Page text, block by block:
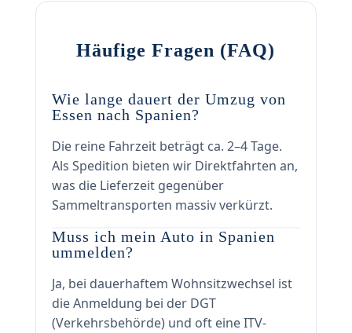
Häufige Fragen (FAQ)
Wie lange dauert der Umzug von
Essen nach Spanien?
Die reine Fahrzeit beträgt ca. 2–4 Tage.
Als Spedition bieten wir Direktfahrten an,
was die Lieferzeit gegenüber
Sammeltransporten massiv verkürzt.
Muss ich mein Auto in Spanien
ummelden?
Ja, bei dauerhaftem Wohnsitzwechsel ist
die Anmeldung bei der DGT
(Verkehrsbehörde) und oft eine ITV-